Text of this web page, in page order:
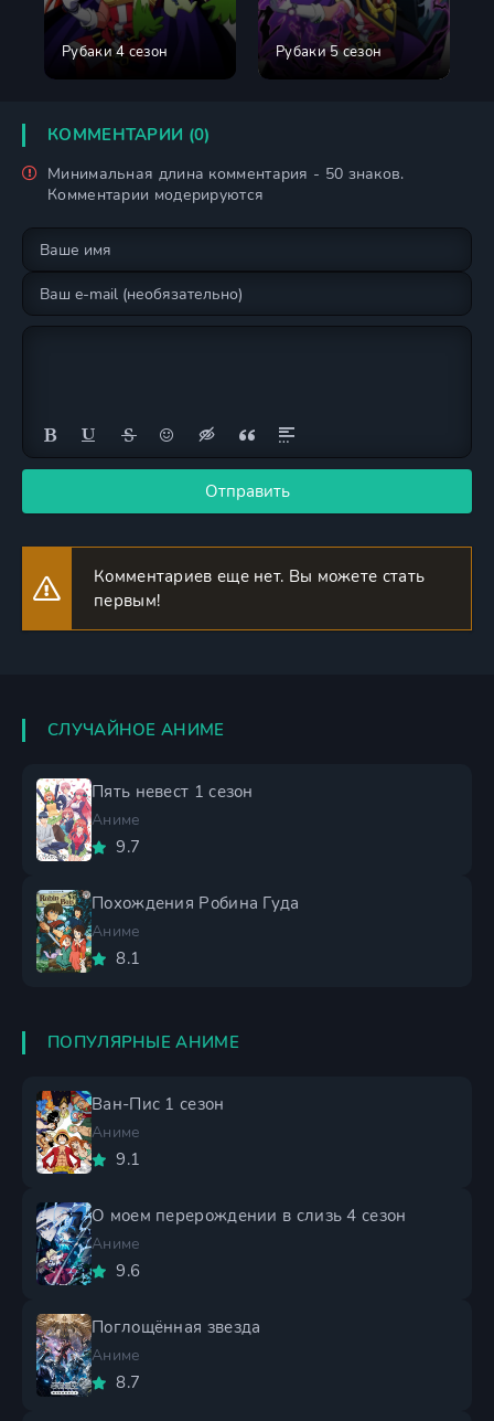
Рубаки 4 сезон Рубаки 5 сезон
КОММЕНТАРИИ (0)
Минимальная длина комментария - 50 знаков.
Комментарии модерируются
Отправить
Комментариев еще нет. Вы можете стать
первым!
СЛУЧАЙНОЕ АНИМЕ
Пять невест 1 сезон
Аниме
9.7
Похождения Робина Гуда
Аниме
8.1
ПОПУЛЯРНЫЕ АНИМЕ
Ван-Пис 1 сезон
Аниме
9.1
О моем перерождении в слизь 4 сезон
Аниме
9.6
Поглощённая звезда
Аниме
8.7